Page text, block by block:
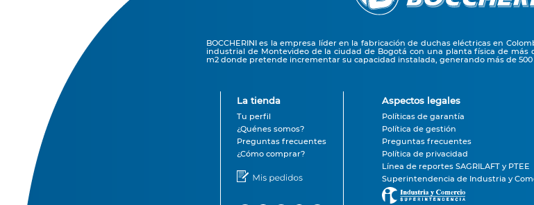
BOCCHERINI es la empresa líder en la fabricación de duchas eléctricas en
industrial de Montevideo de la ciudad de Bogotá con una planta física de más
m2 donde pretende incrementar su capacidad instalada, generando más de
La tienda
Tu perfil
¿Quénes somos?
Preguntas frecuentes
¿Cómo comprar?
Aspectos legales
Políticas de garantía
Política de gestión
Preguntas frecuentes
Política de privacidad
Línea de reportes SAGRILAFT y PTEE
Superintendencia de Industria y